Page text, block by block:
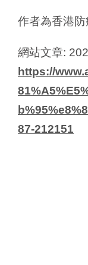
作者為香港
網站文章:
https://
87-212151